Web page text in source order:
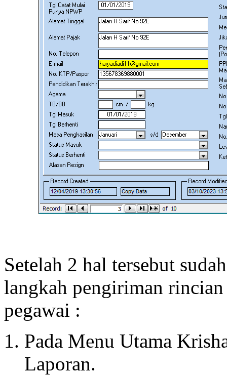
Setelah 2 hal tersebut
langkah pengiriman
pegawai :
Pada Menu Utama
Laporan.